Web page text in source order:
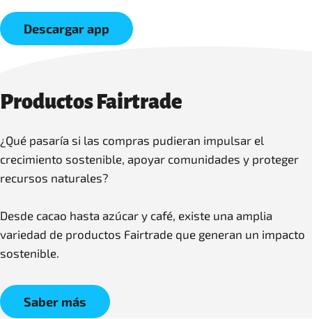
Descargar app
Productos Fairtrade
¿Qué pasaría si las compras pudieran impulsar el
crecimiento sostenible, apoyar comunidades y proteger
recursos naturales?
Desde cacao hasta azúcar y café, existe una amplia
variedad de productos Fairtrade que generan un impacto
sostenible.
Saber más